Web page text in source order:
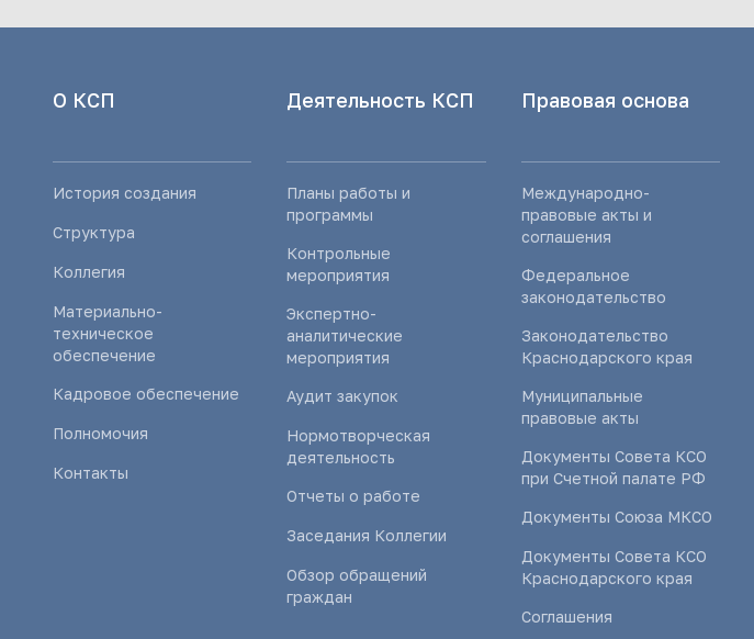
О КСП
История создания
Структура
Коллегия
Материально-
техническое
обеспечение
Кадровое обеспечение
Полномочия
Контакты
Деятельность КСП
Планы работы и
программы
Контрольные
мероприятия
Экспертно-
аналитические
мероприятия
Аудит закупок
Нормотворческая
деятельность
Отчеты о работе
Заседания Коллегии
Обзор обращений
граждан
Правовая основа
Международно-
правовые акты и
соглашения
Федеральное
законодательство
Законодательство
Краснодарского края
Муниципальные
правовые акты
Документы Совета КСО
при Счетной палате РФ
Документы Союза МКСО
Документы Совета КСО
Краснодарского края
Соглашения